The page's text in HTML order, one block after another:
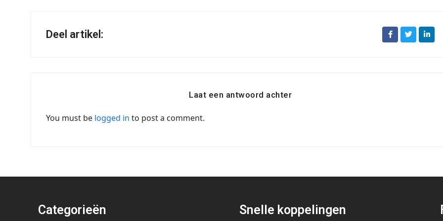
Deel artikel:
Laat een antwoord achter
You must be logged in to post a comment.
Categorieën Snelle koppelingen